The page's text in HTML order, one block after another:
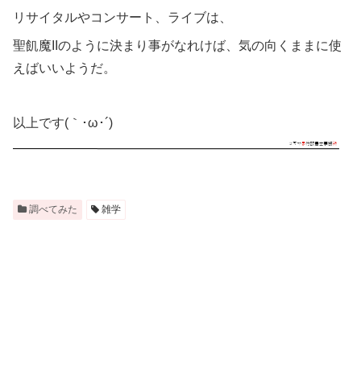
リサイタルやコンサート、ライブは、
聖飢魔IIのように決まり事がなれけば、気の向くままに使
えばいいようだ。
以上です(｀･ω･´)ゞ
調べてみた 雑学